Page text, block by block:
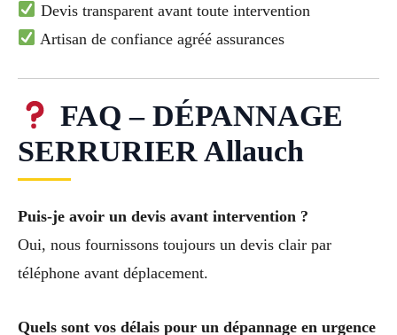
Devis transparent avant toute intervention
Artisan de confiance agréé assurances
FAQ – DÉPANNAGE
SERRURIER Allauch
Puis-je avoir un devis avant intervention ?
Oui, nous fournissons toujours un devis clair par
téléphone avant déplacement.
Quels sont vos délais pour un dépannage en urgence